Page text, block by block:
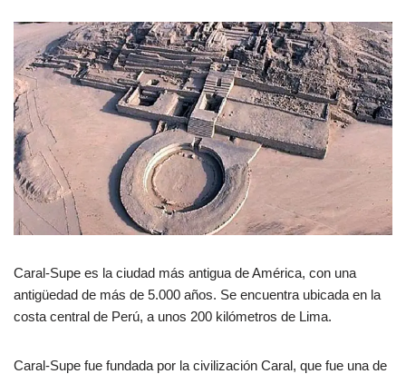
Caral-Supe es la ciudad más antigua de América, con una
antigüedad de más de 5.000 años. Se encuentra ubicada en la
costa central de Perú, a unos 200 kilómetros de Lima.
Caral-Supe fue fundada por la civilización Caral, que fue una de